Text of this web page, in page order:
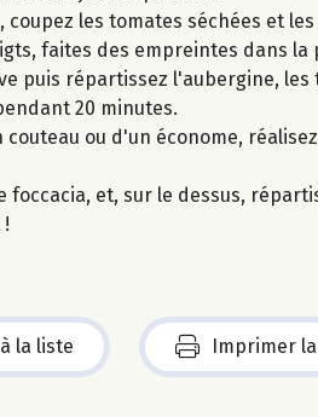
coupez les tomates séchées et
faites des empreintes dans
puis répartissez l'aubergine, les
20 minutes.
couteau ou d'un économe,
foccacia, et, sur le dessus,
la liste Imprimer